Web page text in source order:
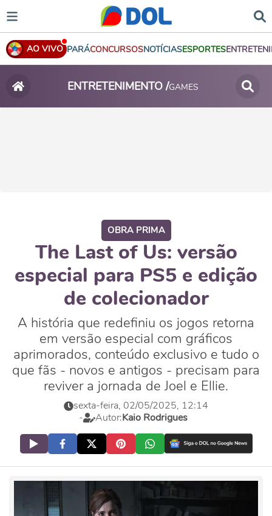
AO VIVO PARÁCONCURSOSNOTÍCIASESPORTES
ENTRETENIMENTO /GAMES
OBRA PRIMA
The Last of Us: versão
especial para PS5 e edição
de colecionador
A história que redefiniu os jogos retorna
em versão especial com gráficos
aprimorados, conteúdo exclusivo e tudo o
que fãs - novos e antigos - precisam para
reviver a jornada de Joel e Ellie.
sexta-feira, 02/05/2025, 12:14
-
Autor:Kaio Rodrigues